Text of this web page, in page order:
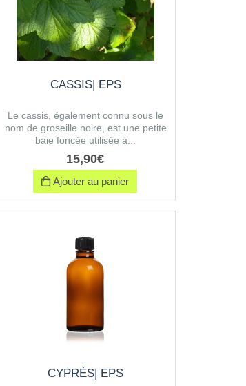
CASSIS| EPS
Le cassis, également connu sous le
nom de groseille noire, est une petite
baie foncée utilisée à...
15,90€
Ajouter au panier
CYPRÈS| EPS